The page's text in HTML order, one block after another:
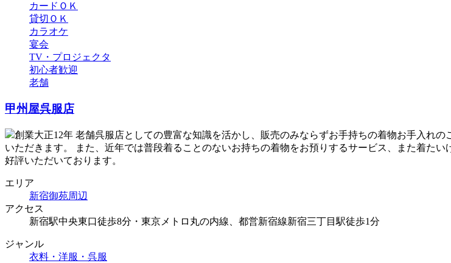
カードＯＫ
貸切ＯＫ
カラオケ
宴会
TV・プロジェクタ
初心者歓迎
老舗
甲州屋呉服店
創業大正12年 老舗呉服店としての豊富な知識を活かし、販売のみならずお手持ちの着物お手入れ
いただきます。 また、近年では普段着ることのないお持ちの着物をお預りするサービス、また着た
好評いただいております。
エリア
新宿御苑周辺
アクセス
新宿駅中央東口徒歩8分・東京メトロ丸の内線、都営新宿線新宿三丁目駅徒歩1分
ジャンル
衣料・洋服・呉服